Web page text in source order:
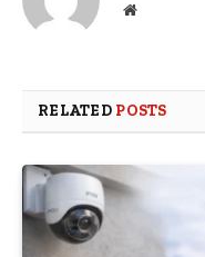
Website
RELATED POSTS